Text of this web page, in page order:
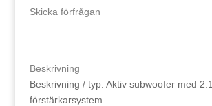
Flatsub
mängd
Skicka förfrågan
Beskrivning
Beskrivning / typ: Aktiv subwoofer med 2.1
förstärkarsystem